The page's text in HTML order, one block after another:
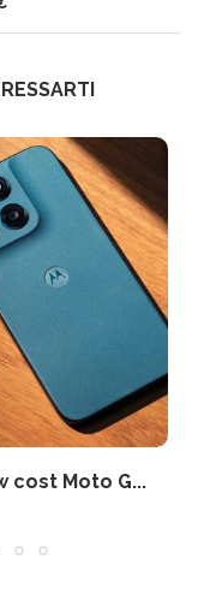
cost Moto G...